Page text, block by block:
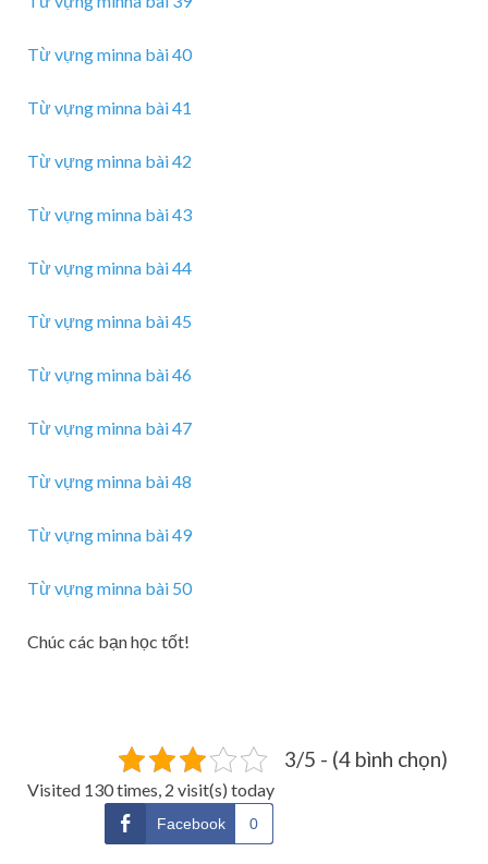
Từ vựng minna bài 40
Từ vựng minna bài 41
Từ vựng minna bài 42
Từ vựng minna bài 43
Từ vựng minna bài 44
Từ vựng minna bài 45
Từ vựng minna bài 46
Từ vựng minna bài 47
Từ vựng minna bài 48
Từ vựng minna bài 49
Từ vựng minna bài 50
Chúc các bạn học tốt!
3/5 - (4 bình chọn)
Visited 130 times, 2 visit(s) today
Facebook 0